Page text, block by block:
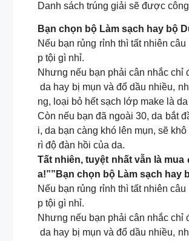
Danh sách trúng giải sẽ được
Bạn chọn bộ Làm sạch hay bộ
Nếu bạn rủng rỉnh thì tất nhiên
p tội gì nhỉ.
Nhưng nếu bạn phải cân nhắc chỉ
da hay bị mụn và đổ dầu nhiều,
ng, loại bỏ hết sạch lớp make là
Còn nếu bạn đã ngoài 30, da bắt
i, da bạn càng khó lên mụn, sẽ
rì độ đàn hồi của da.
Tất nhiên, tuyệt nhất vẫn là
a!””Bạn chọn bộ Làm sạch hay
Nếu bạn rủng rỉnh thì tất nhiên
p tội gì nhỉ.
Nhưng nếu bạn phải cân nhắc chỉ
da hay bị mụn và đổ dầu nhiều,